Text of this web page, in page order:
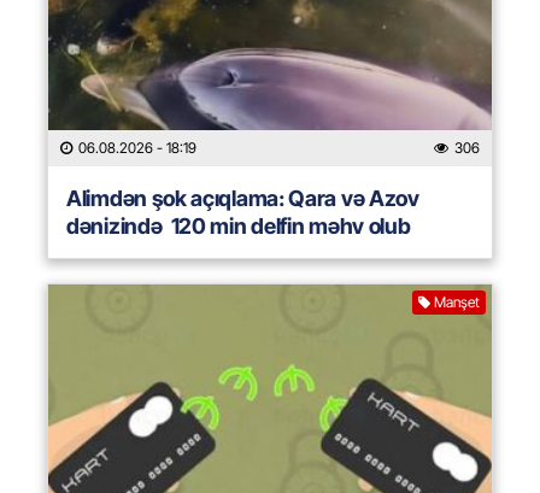
06.08.2026 - 18:19 306
Alimdən şok açıqlama: Qara və Azov
dənizində 120 min delfin məhv olub
Manşet